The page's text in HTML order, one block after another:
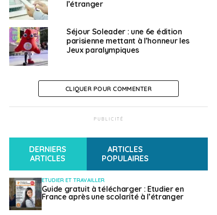
équipes d’animation franco-allemandes
SUJETS ASSOCIÉS: FEATURED
FRANCO-ALLEMAND
NUMÉRIQUE
PLATEFORME
A SUIVRE
« La Noire », café et viennoiseries françaises au
Le retour des trains de nuit en Europe
l’étranger
Séjour Soleader : une 6e édition
parisienne mettant à l’honneur les
Jeux paralympiques
CLIQUER POUR COMMENTER
PUBLICITÉ
DERNIERS
ARTICLES
ARTICLES
POPULAIRES
ETUDIER ET TRAVAILLER
Guide gratuit à télécharger : Etudier en
France après une scolarité à l’étranger